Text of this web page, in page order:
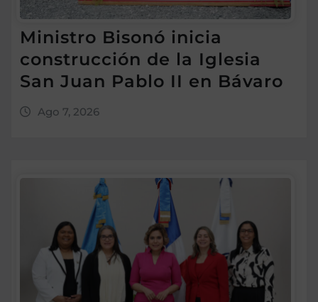
Ministro Bisonó inicia
construcción de la Iglesia
San Juan Pablo II en Bávaro
Ago 7, 2026